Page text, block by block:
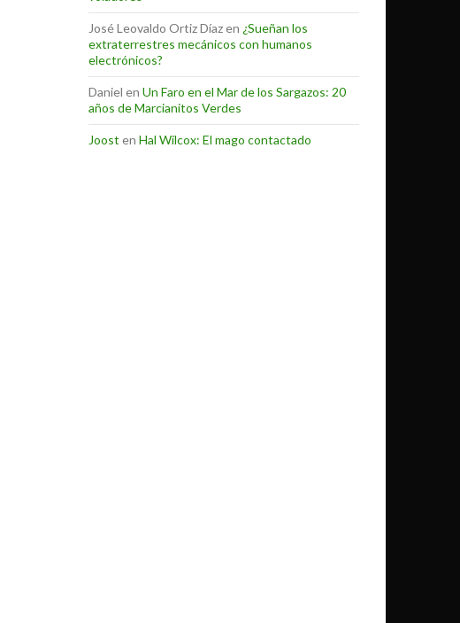
José Leovaldo Ortiz Díazen ¿Sueñan los
extraterrestres mecánicos con humanos
electrónicos?
Daniel en Un Faro en el Mar de los Sargazos: 20
años de Marcianitos Verdes
Joost en Hal Wilcox: El mago contactado